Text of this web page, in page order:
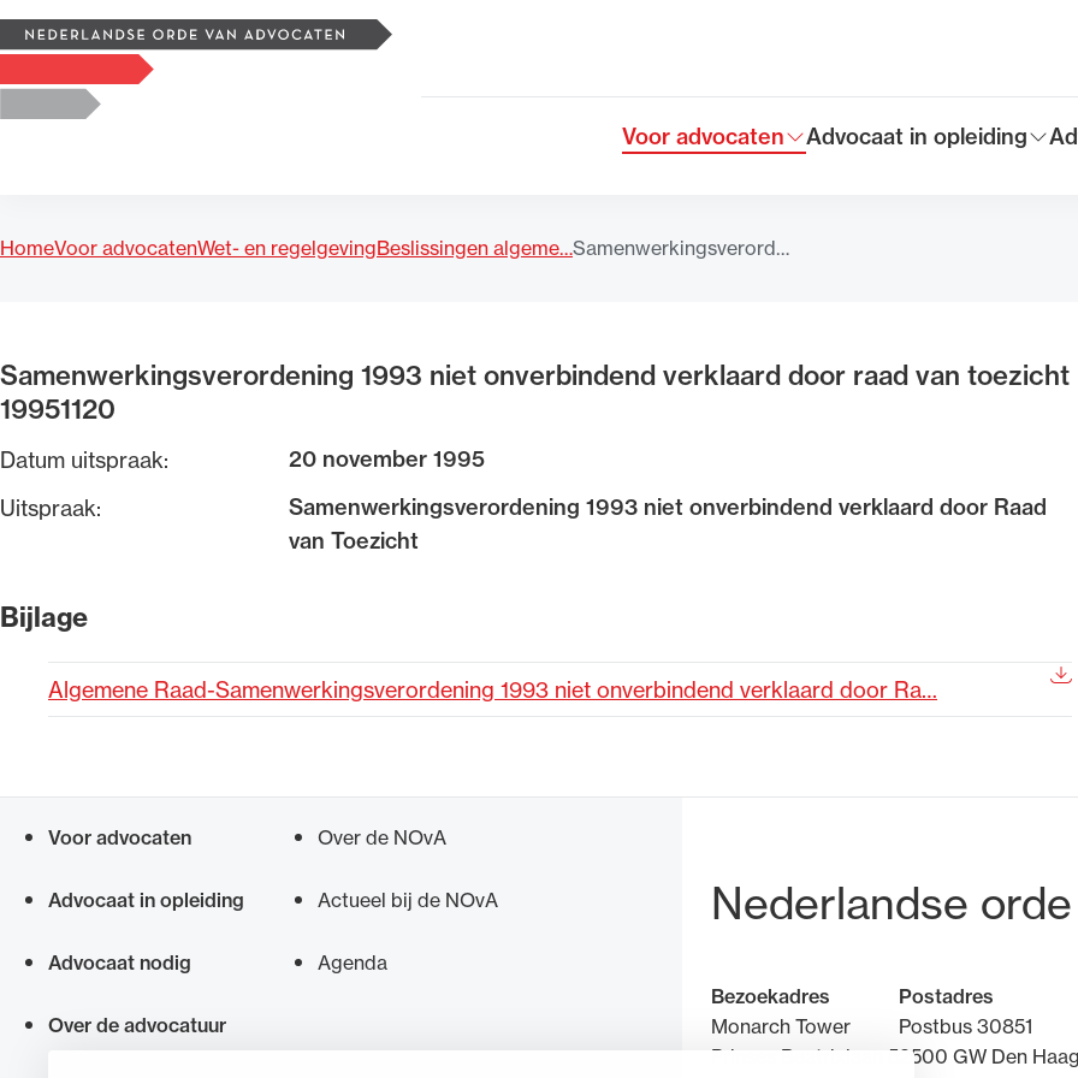
Logo, to the homepage
Toon submenu voor
Voor advocaten
Toon submenu voor
Advocaat in opleiding
HomeVoor advocatenWet- en regelgevingBeslissingen algeme…Samenwerkingsverord…
Samenwerkingsverordening 1993 niet onverbindend verklaard door raad van toezicht
19951120
Datum uitspraak: 20 november 1995
Uitspraak:
Samenwerkingsverordening 1993 niet onverbindend verklaard door Raad
van Toezicht
Bijlage
Algemene Raad-Samenwerkingsverordening 1993 niet onverbindend verklaard door Ra…
Voor advocaten
Advocaat in opleiding
Advocaat nodig
Over de advocatuur
Over de NOvA
Actueel bij de NOvA
Agenda
Bezoek- en
Nederlandse
Bezoekadres
Monarch Tower
Prinses Beatrixlaan 5
Postadres
Postbus 30851
2500 GW Den Haag
Zoeken
Uitgelicht
(Voda) en de Regeling op de advocatuur (Roda).